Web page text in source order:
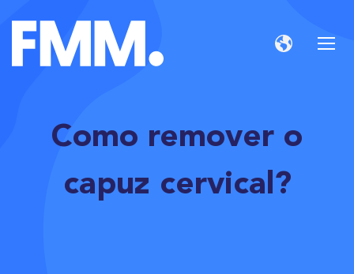
Como remover o
capuz cervical?